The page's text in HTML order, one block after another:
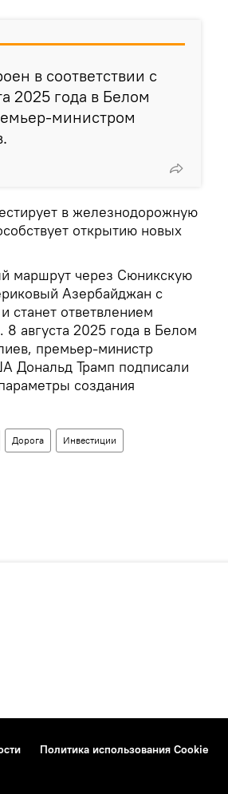
в соответствии с
2025 года в Белом
министром
в железнодорожную
открытию новых
маршрут через Сюникскую
Азербайджан с
станет ответвлением
августа 2025 года в Белом
премьер-министр
Дональд Трамп подписали
создания
Дорога Инвестиции
Политика использования Cookie